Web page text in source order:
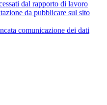
dal rapporto di lavoro
da pubblicare sul sito
comunicazione dei dati